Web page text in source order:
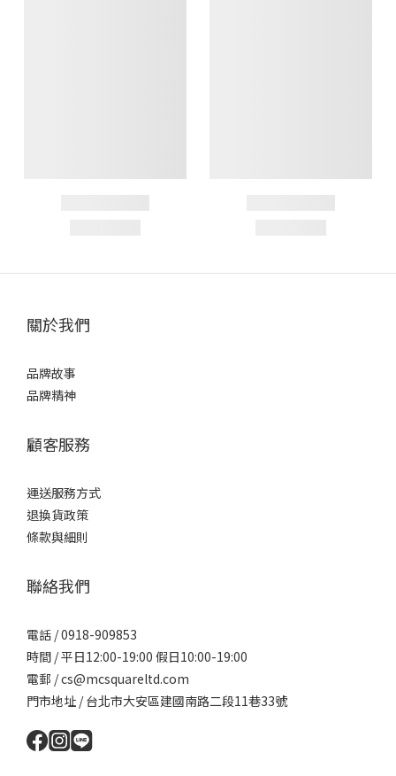
關於我們
品牌故事
品牌精神
顧客服務
運送服務方式
退換貨政策
條款與細則
聯絡我們
電話 / 0918-909853
時間 / 平日12:00-19:00 假日10:00-19:00
電郵 / cs@mcsquareltd.com
門市地址 / 台北市大安區建國南路二段11巷33號